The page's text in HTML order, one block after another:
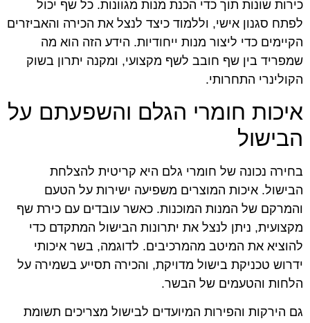
כירות שונות תוך כדי הכנת מנות מגוונות. כל שף יכול
לפתח סגנון אישי, וללמוד כיצד לנצל את הכירה והאביזרים
הקיימים כדי ליצור מנות ייחודיות. הידע הזה הוא מה
שמפריד בין שף חובב לשף מקצועי, ומקנה יתרון בשוק
הקולינרי התחרותי.
איכות חומרי הגלם והשפעתם על
הבישול
בחירה נכונה של חומרי גלם היא קריטית להצלחת
הבישול. איכות המוצרים משפיעה ישירות על הטעם
והמרקם של המנות המוכנות. כאשר עובדים עם כירת שף
מקצועית, ניתן לנצל את יתרונות הבישול המתקדם כדי
להוציא את המיטב מהמרכיבים. לדוגמה, בשר איכותי
ידרוש טכניקת בישול מדויקת, והכירה תסייע בשמירה על
הלחות והטעמים של הבשר.
גם הירקות והפירות המיועדים לבישול מצריכים תשומת